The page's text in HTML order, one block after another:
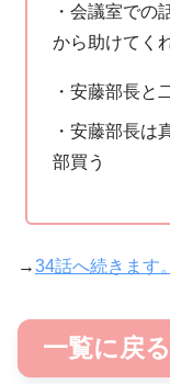
・会議室での
から助けてく
・安藤部長と
・安藤部長は
部買う
→34話へ続きます。
一覧に戻る